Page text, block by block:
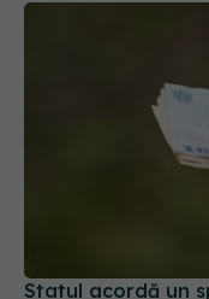
Statul acordă un